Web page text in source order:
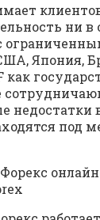
ни в
Япония,
как
недостатки
под
онлайн